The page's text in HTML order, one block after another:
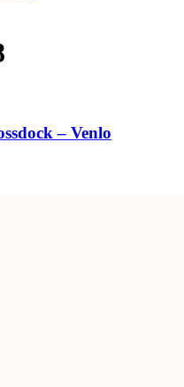
– Venlo